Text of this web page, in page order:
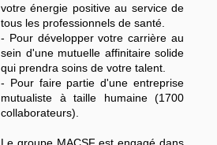
votre énergie positive au service de
tous les professionnels de santé.
- Pour développer votre carrière au
sein d'une mutuelle affinitaire solide
qui prendra soins de votre talent.
- Pour faire partie d'une entreprise
mutualiste à taille humaine (1700
collaborateurs).